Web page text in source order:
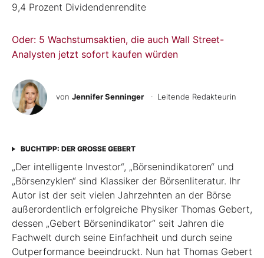
9,4 Prozent Dividendenrendite
Oder: 5 Wachstumsaktien, die auch Wall Street-
Analysten jetzt sofort kaufen würden
von Jennifer Senninger · Leitende Redakteurin
BUCHTIPP: DER GROSSE GEBERT
„Der intelligente Investor“, „Börsenindikatoren“ und
„Börsenzyklen“ sind Klassiker der Börsen­literatur. Ihr
Autor ist der seit vielen Jahrzehnten an der Börse
außerordentlich erfolgreiche Physiker Thomas Gebert,
dessen „Gebert Börsenindikator“ seit Jahren die
Fachwelt durch seine Einfachheit und durch seine
Outperformance beeindruckt. Nun hat Thomas Gebert